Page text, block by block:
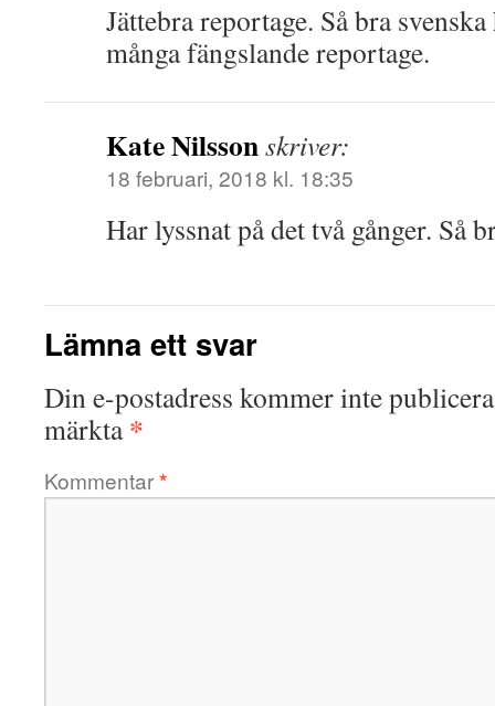
Jättebra reportage. Så bra
många fängslande reportage.
Kate Nilssonskriver:
18 februari, 2018 kl. 18:35
Har lyssnat på det två gånger. Så
Lämna ett svar
Din e-postadress kommer inte
märkta*
Kommentar*